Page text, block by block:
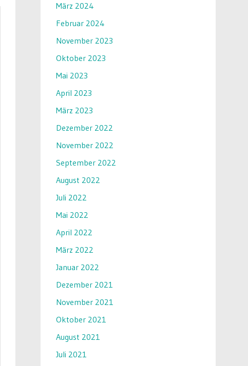
März 2024
Februar 2024
November 2023
Oktober 2023
Mai 2023
April 2023
März 2023
Dezember 2022
November 2022
September 2022
August 2022
Juli 2022
Mai 2022
April 2022
März 2022
Januar 2022
Dezember 2021
November 2021
Oktober 2021
August 2021
Juli 2021